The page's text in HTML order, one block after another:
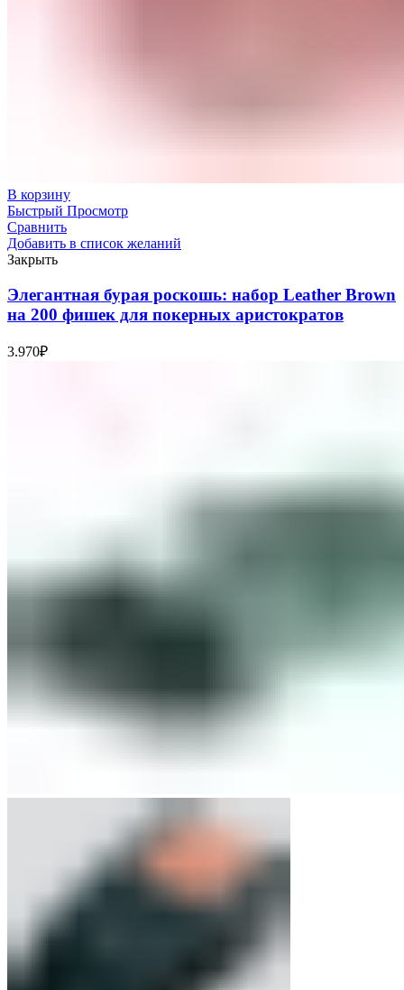
В корзину
Быстрый Просмотр
Сравнить
Добавить в список желаний
Закрыть
Элегантная бурая роскошь: набор Leather Brown
на 200 фишек для покерных аристократов
3.970₽